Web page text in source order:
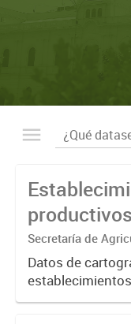
provincia
Secretaría de
Pesca. Ministerio
Económico
Datos de
provincia de